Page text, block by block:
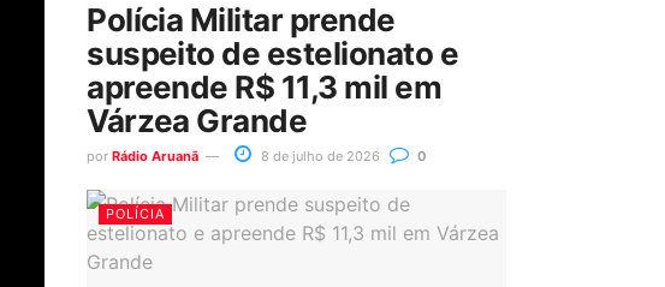
Polícia Militar prende
suspeito de estelionato e
apreende R$ 11,3 mil em
Várzea Grande
por Rádio Aruanã 8 de julho de 2026 0
POLÍCIA